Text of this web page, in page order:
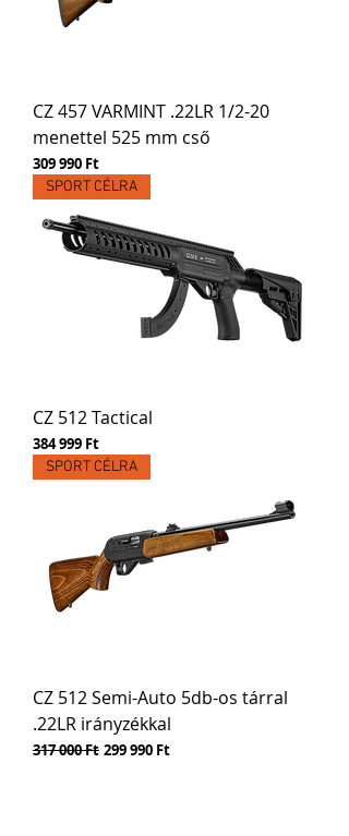
CZ 457 VARMINT .22LR 1/2-20
menettel 525 mm cső
Ár
309 990 Ft
SPORT CÉLRA
CZ 512 Tactical
Ár
384 999 Ft
SPORT CÉLRA
CZ 512 Semi-Auto 5db-os tárral
.22LR irányzékkal
Szokásos ár
317 000 Ft Akciós ár
299 990 Ft